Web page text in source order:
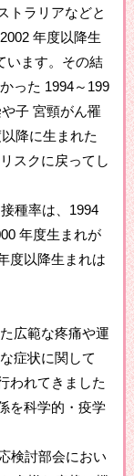
トラリアなどと
年度以降生
います。その結
った 1994～199
子 宮頸がん罹
降に生まれた
スクに戻ってし
種率は、1994
年度生まれが
度以降生まれは
広範な疼痛や運
症状に関して
われてきました
を科学的・疫学
検討部会におい